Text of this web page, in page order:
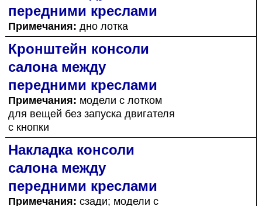
передними креслами
Примечания: дно лотка
Кронштейн консоли
салона между
передними креслами
Примечания: модели с лотком
для вещей без запуска двигателя
с кнопки
Накладка консоли
салона между
передними креслами
Примечания: сзади; модели с